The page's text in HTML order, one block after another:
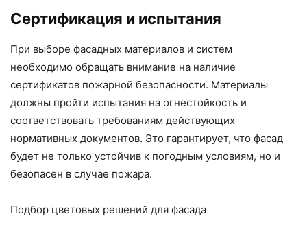
Сертификация и испытания
При выборе фасадных материалов и систем
необходимо обращать внимание на наличие
сертификатов пожарной безопасности. Материалы
должны пройти испытания на огнестойкость и
соответствовать требованиям действующих
нормативных документов. Это гарантирует, что фасад
будет не только устойчив к погодным условиям, но и
безопасен в случае пожара.
Подбор цветовых решений для фасада